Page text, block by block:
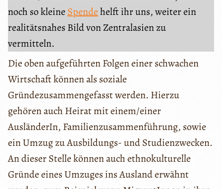
noch so kleine Spendehelft ihr uns, weiter ein
realitätsnahes Bild von Zentralasien zu
vermitteln.
Die oben aufgeführten Folgen einer schwachen
Wirtschaft können als soziale
Gründezusammengefasst werden. Hierzu
gehören auch Heirat mit einem/einer
AusländerIn, Familienzusammenführung, sowie
ein Umzug zu Ausbildungs- und Studienzwecken.
An dieser Stelle können auch ethnokulturelle
Gründe eines Umzuges ins Ausland erwähnt